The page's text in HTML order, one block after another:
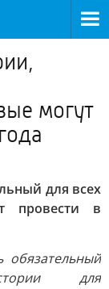
могут
для всех
провести в
обязательный
для